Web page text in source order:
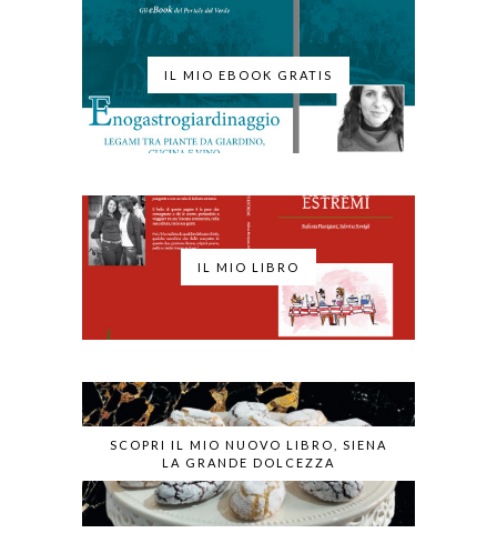
IL MIO EBOOK GRATIS
IL MIO LIBRO
SCOPRI IL MIO NUOVO LIBRO, SIENA
LA GRANDE DOLCEZZA